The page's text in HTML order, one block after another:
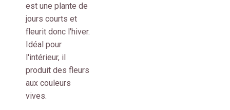
est une plante de
jours courts et
fleurit donc l'hiver.
Idéal pour
l'intérieur, il
produit des fleurs
aux couleurs
vives.